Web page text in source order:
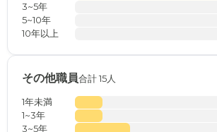
3~5年
5~10年
10年以上
その他職員合計 15人
1年未満
1~3年
3~5年